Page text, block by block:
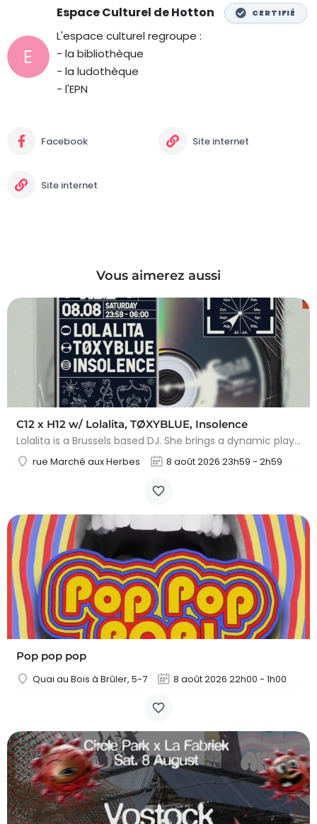
Espace Culturel de Hotton CERTIFIÉ
L'espace culturel regroupe :
- la bibliothèque
- la ludothèque
- l'EPN
Facebook Site internet
Site internet
Vous aimerez aussi
C12 x H12 w/ Lolalita, TØXYBLUE, Insolence
Lolalita is a Brussels based DJ. She brings a dynamic play of high speed music that lingers between energy,…
rue Marché aux Herbes 8 août 2026 23h59 - 2h59
Pop pop pop
Quai au Bois à Brûler, 5-7
8 août 2026 22h00 - 1h00